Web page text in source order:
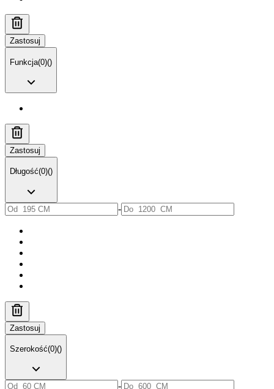
Zastosuj
Funkcja(0)()
Zastosuj
Długość(0)()
-
Zastosuj
Szerokość(0)()
-